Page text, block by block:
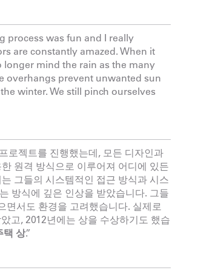
process was fun and I really
are constantly amazed. When it
longer mind the rain as the many
overhangs prevent unwanted sun
winter. We still pinch ourselves
로젝트를 진행했는데, 모든 디자인과
원격 방식으로 이루어져 어디에 있든
그들의 시스템적인 접근 방식과 시스
방식에 깊은 인상을 받았습니다. 그들
면서도 환경을 고려했습니다. 실제로
고, 2012년에는 상을 수상하기도 했습
택 상.”